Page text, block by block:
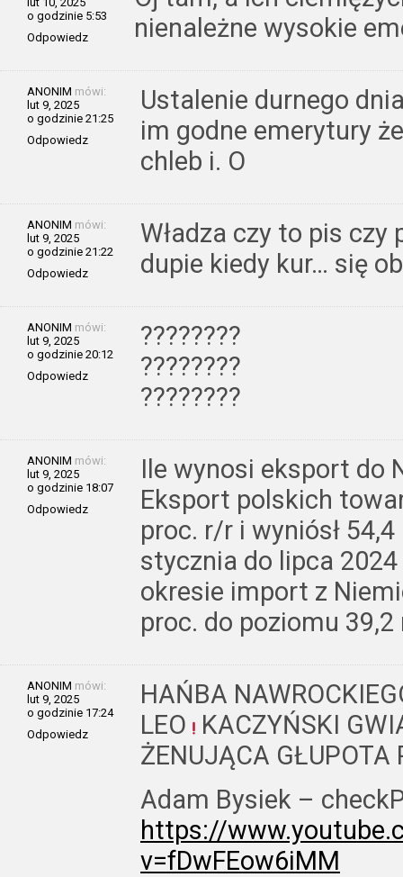
o godzinie 5:53
Odpowiedz
nienależne wysokie
ANONIM mówi:
lut 9, 2025
o godzinie 21:25
Odpowiedz
Ustalenie durnego
im godne emerytury
chleb i. O
ANONIM mówi:
lut 9, 2025
o godzinie 21:22
Odpowiedz
Władza czy to pis
dupie kiedy kur… się
ANONIM mówi:
lut 9, 2025
o godzinie 20:12
Odpowiedz
????????
????????
????????
ANONIM mówi:
lut 9, 2025
o godzinie 18:07
Odpowiedz
Ile wynosi eksport do
Eksport polskich
proc. r/r i wyniósł
stycznia do lipca
okresie import z
proc. do poziomu
ANONIM mówi:
lut 9, 2025
o godzinie 17:24
Odpowiedz
HAŃBA
LEO KACZYŃSKI
ŻENUJĄCA GŁUPOTA
Adam Bysiek –
https://
v=fDwFEow6iMM